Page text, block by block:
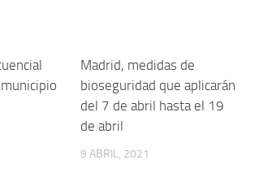
Madrid, medidas de
bioseguridad que aplicarán
del 7 de abril hasta el 19
de abril
9 ABRIL, 2021